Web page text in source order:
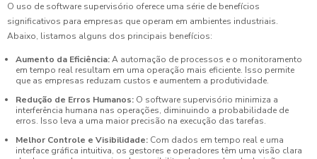
O uso de software supervisório oferece uma série de benefícios
significativos para empresas que operam em ambientes industriais.
Abaixo, listamos alguns dos principais benefícios:
Aumento da Eficiência:A automação de processos e o monitoramento
em tempo real resultam em uma operação mais eficiente. Isso permite
que as empresas reduzam custos e aumentem a produtividade.
Redução de Erros Humanos: O software supervisório minimiza a
interferência humana nas operações, diminuindo a probabilidade de
erros. Isso leva a uma maior precisão na execução das tarefas.
Melhor Controle e Visibilidade: Com dados em tempo real e uma
interface gráfica intuitiva, os gestores e operadores têm uma visão clara